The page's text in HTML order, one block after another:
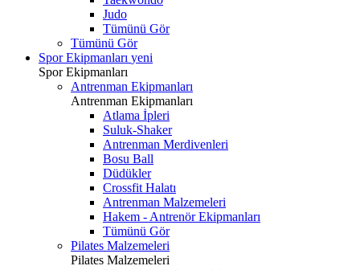
Judo
Tümünü Gör
Tümünü Gör
Spor Ekipmanları yeni
Spor Ekipmanları
Antrenman Ekipmanları
Antrenman Ekipmanları
Atlama İpleri
Suluk-Shaker
Antrenman Merdivenleri
Bosu Ball
Düdükler
Crossfit Halatı
Antrenman Malzemeleri
Hakem - Antrenör Ekipmanları
Tümünü Gör
Pilates Malzemeleri
Pilates Malzemeleri